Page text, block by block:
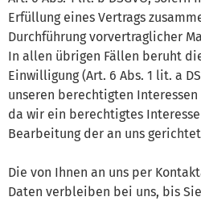
Erfüllung eines Vertrags
Durchführung vorvertraglicher
In allen übrigen Fällen beruht
Einwilligung (Art. 6 Abs. 1 lit. a
unseren berechtigten Interessen
da wir ein berechtigtes
Bearbeitung der an uns
Die von Ihnen an uns per
Daten verbleiben bei uns, bis